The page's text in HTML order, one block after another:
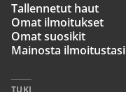
Tallennetut haut
Omat ilmoitukset
Omat suosikit
Mainosta ilmoitustasi
TUKI